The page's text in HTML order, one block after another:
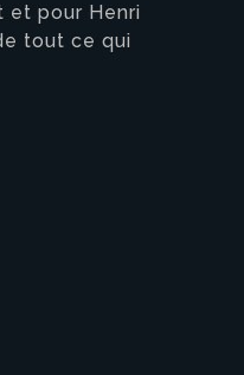
et pour Henri
tout ce qui